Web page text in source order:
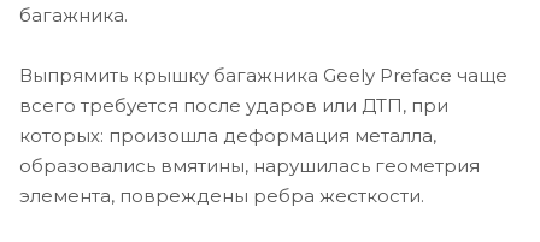
багажника.
Выпрямить крышку багажника Geely Preface чаще
всего требуется после ударов или ДТП, при
которых: произошла деформация металла,
образовались вмятины, нарушилась геометрия
элемента, повреждены ребра жесткости.